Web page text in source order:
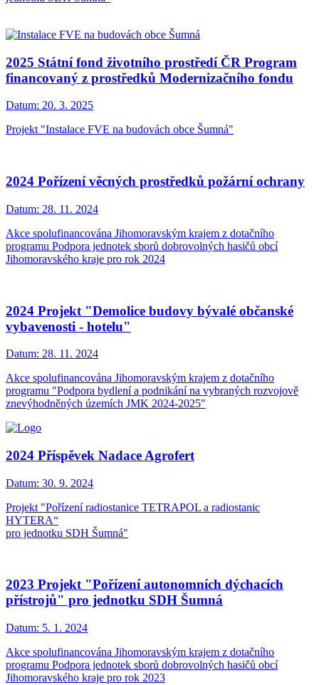
2025 Státní fond životního prostředí ČR Program
financovaný z prostředků Modernizačního fondu
Datum: 20. 3. 2025
Projekt "Instalace FVE na budovách obce Šumná"
2024 Pořízení věcných prostředků požární ochrany
Datum: 28. 11. 2024
Akce spolufinancována Jihomoravským krajem z dotačního
programu Podpora jednotek sborů dobrovolných hasičů obcí
Jihomoravského kraje pro rok 2024
2024 Projekt "Demolice budovy bývalé občanské
vybavenosti - hotelu"
Datum: 28. 11. 2024
Akce spolufinancována Jihomoravským krajem z dotačního
programu "Podpora bydlení a podnikání na vybraných rozvojově
znevýhodněných územích JMK 2024-2025"
2024 Příspěvek Nadace Agrofert
Datum: 30. 9. 2024
Projekt "Pořízení radiostanice TETRAPOL a radiostanic
HYTERA“
pro jednotku SDH Šumná"
2023 Projekt "Pořízení autonomních dýchacích
přístrojů" pro jednotku SDH Šumná
Datum: 5. 1. 2024
Akce spolufinancována Jihomoravským krajem z dotačního
programu Podpora jednotek sborů dobrovolných hasičů obcí
Jihomoravského kraje pro rok 2023